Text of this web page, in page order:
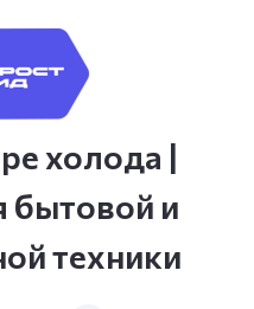
холода |
бытовой и
техники